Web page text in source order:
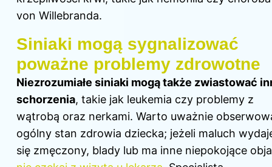
von Willebranda.
Siniaki mogą sygnalizować
poważne problemy zdrowotne
Niezrozumiałe siniaki mogą także zwiastować
schorzenia, takie jak leukemia czy problemy z
wątrobą oraz nerkami. Warto uważnie
ogólny stan zdrowia dziecka; jeżeli maluch
się zmęczony, blady lub ma inne niepokojące